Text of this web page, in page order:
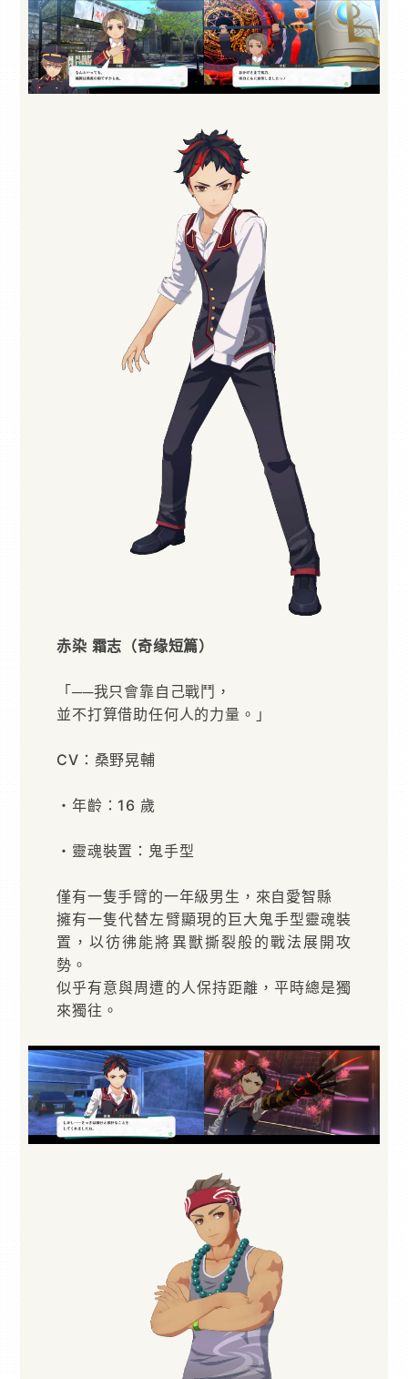
赤染 霜志（奇缘短篇）
「──我只會靠自己戰鬥，
並不打算借助任何人的力量。」
CV：桑野晃輔
・年齡：16 歲
・靈魂裝置：鬼手型
僅有一隻手臂的一年級男生，來自愛智縣
擁有一隻代替左臂顯現的巨大鬼手型靈魂裝
置，以彷彿能將異獸撕裂般的戰法展開攻
勢。
似乎有意與周遭的人保持距離，平時總是獨
來獨往。